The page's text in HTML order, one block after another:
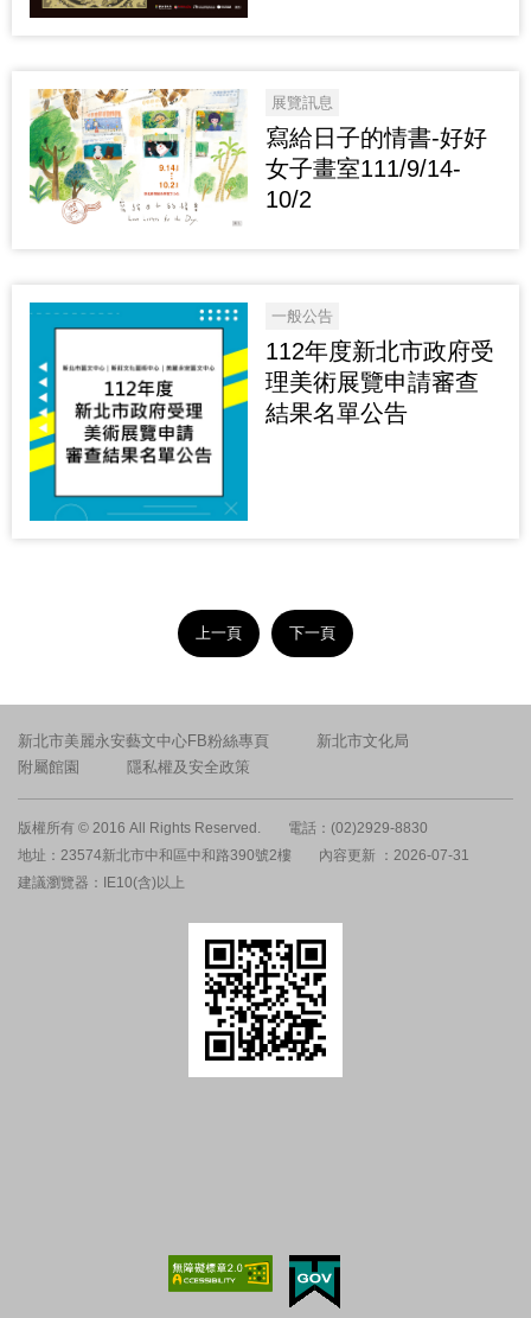
展覽訊息
寫給日子的情書-好好
女子畫室111/9/14-
10/2
一般公告
112年度新北市政府受
理美術展覽申請審查
結果名單公告
上一頁 下一頁
新北市美麗永安藝文中心FB粉絲專頁
新北市文化局
附屬館園
隱私權及安全政策
版權所有 © 2016 All Rights Reserved.
電話：(02)2929-8830
地址：23574新北市中和區中和路390號2樓
內容更新 ：2026-07-31
建議瀏覽器：IE10(含)以上